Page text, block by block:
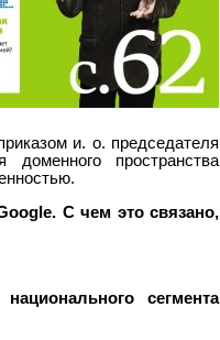
и. о. председателя
доменного пространства
С чем это связано,
сегмента